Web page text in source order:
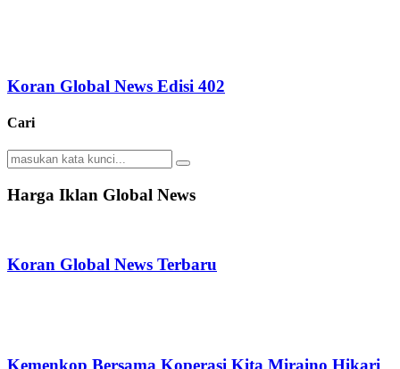
Koran Global News Edisi 402
Cari
Search
for:
Search
Harga Iklan Global News
Koran Global News Terbaru
Kemenkop Bersama Koperasi Kita Miraino Hikari